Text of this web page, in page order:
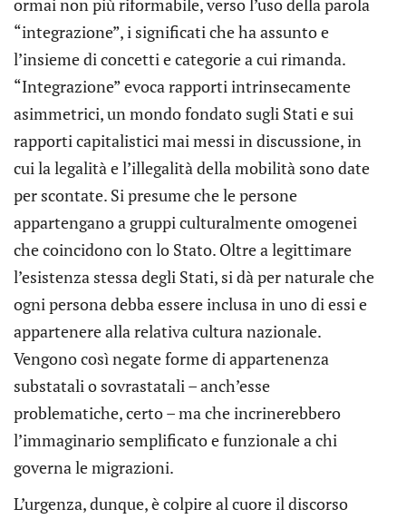
ormai non più riformabile, verso l’uso della parola
“integrazione”, i significati che ha assunto e
l’insieme di concetti e categorie a cui rimanda.
“Integrazione” evoca rapporti intrinsecamente
asimmetrici, un mondo fondato sugli Stati e sui
rapporti capitalistici mai messi in discussione, in
cui la legalità e l’illegalità della mobilità sono date
per scontate. Si presume che le persone
appartengano a gruppi culturalmente omogenei
che coincidono con lo Stato. Oltre a legittimare
l’esistenza stessa degli Stati, si dà per naturale che
ogni persona debba essere inclusa in uno di essi e
appartenere alla relativa cultura nazionale.
Vengono così negate forme di appartenenza
substatali o sovrastatali – anch’esse
problematiche, certo – ma che incrinerebbero
l’immaginario semplificato e funzionale a chi
governa le migrazioni.
L’urgenza, dunque, è colpire al cuore il discorso